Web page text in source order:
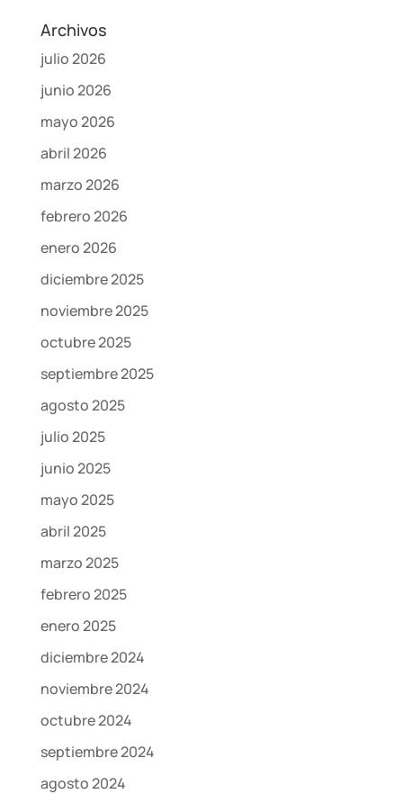
Archivos
julio 2026
junio 2026
mayo 2026
abril 2026
marzo 2026
febrero 2026
enero 2026
diciembre 2025
noviembre 2025
octubre 2025
septiembre 2025
agosto 2025
julio 2025
junio 2025
mayo 2025
abril 2025
marzo 2025
febrero 2025
enero 2025
diciembre 2024
noviembre 2024
octubre 2024
septiembre 2024
agosto 2024